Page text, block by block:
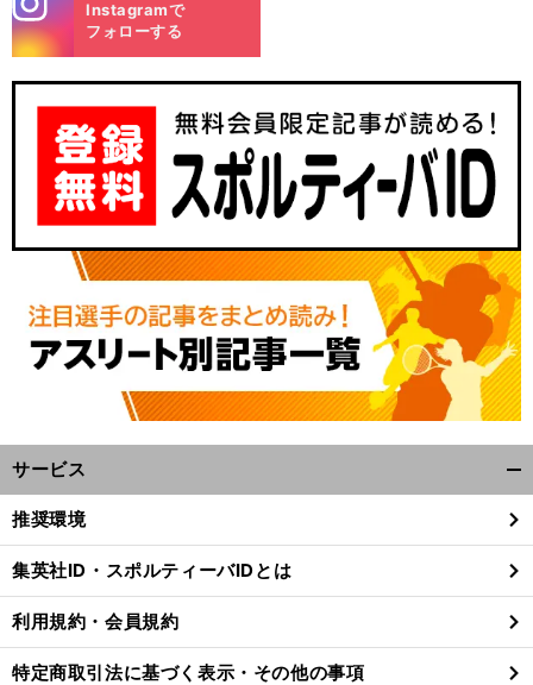
m
Instagramで
フォローする
サービス
閉
る
推奨環境
集英社ID・スポルティーバIDとは
利用規約・会員規約
特定商取引法に基づく表示・その他の事項